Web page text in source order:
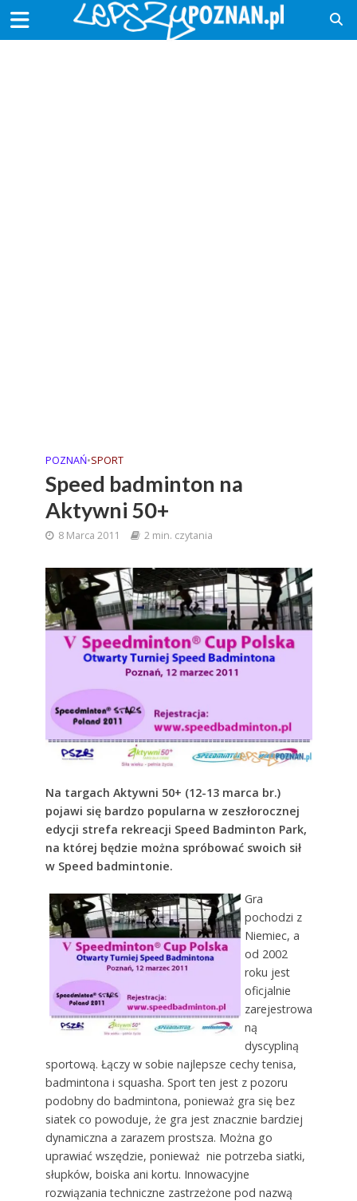
POZNAŃ•SPORT
Speed badminton na
Aktywni 50+
8 Marca 2011 2 min. czytania
Na targach Aktywni 50+ (12-13 marca br.)
pojawi się bardzo popularna w zeszłorocznej
edycji strefa rekreacji Speed Badminton Park,
na której będzie można spróbować swoich sił
w Speed badmintonie.
Gra
pochodzi z
Niemiec, a
od 2002
roku jest
oficjalnie
zarejestrowa
ną
dyscypliną
sportową. Łączy w sobie najlepsze cechy tenisa,
badmintona i squasha. Sport ten jest z pozoru
podobny do badmintona, ponieważ gra się bez
siatek co powoduje, że gra jest znacznie bardziej
dynamiczna a zarazem prostsza. Można go
uprawiać wszędzie, ponieważ nie potrzeba siatki,
słupków, boiska ani kortu. Innowacyjne
rozwiązania techniczne zastrzeżone pod nazwą